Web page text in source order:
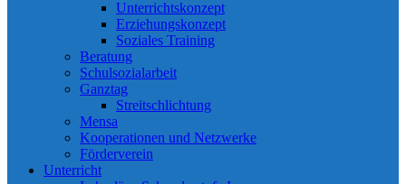
Unterrichtskonzept
Erziehungskonzept
Soziales Training
Beratung
Schulsozialarbeit
Ganztag
Streitschlichtung
Mensa
Kooperationen und Netzwerke
Förderverein
Unterricht